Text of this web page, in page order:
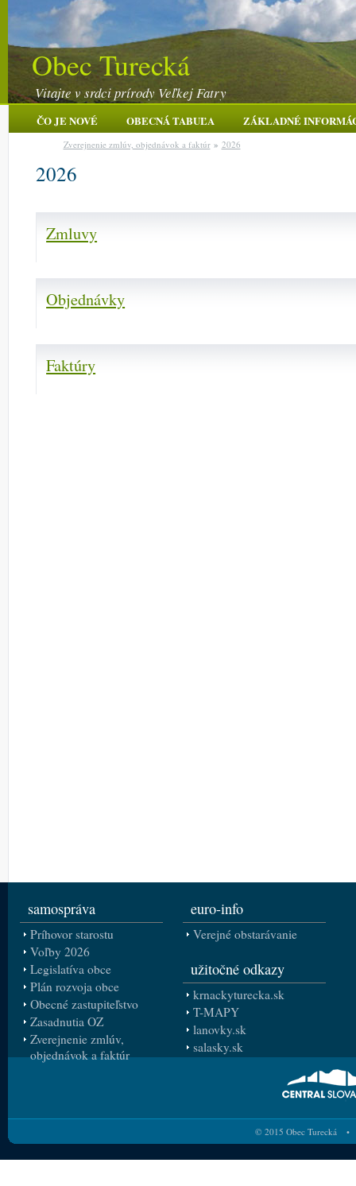
Obec Turecká
Vitajte v srdci prírody Veľkej Fatry
ČO JE NOVÉ OBECNÁ TABUĽA ZÁKLADNÉ
2026
Zverejnenie zmlúv, objednávok a faktúr» 2026
Zmluvy
Objednávky
Faktúry
samospráva
Príhovor starostu
Voľby 2026
Legislatíva obce
Plán rozvoja obce
Obecné zastupiteľstvo
Zasadnutia OZ
Zverejnenie zmlúv,
objednávok a faktúr
euro-info
Verejné obstarávanie
užitočné odkazy
krnackyturecka.sk
T-MAPY
lanovky.sk
salasky.sk
© 2015 Obec Turecká